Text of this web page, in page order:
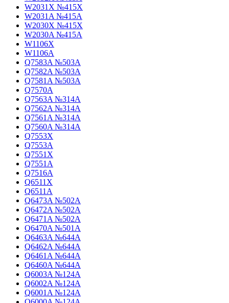
W2031X №415X
W2031A №415A
W2030X №415X
W2030A №415A
W1106X
W1106A
Q7583A №503A
Q7582A №503A
Q7581A №503A
Q7570A
Q7563A №314A
Q7562A №314A
Q7561A №314A
Q7560A №314A
Q7553X
Q7553A
Q7551X
Q7551A
Q7516A
Q6511X
Q6511A
Q6473A №502A
Q6472A №502A
Q6471A №502A
Q6470A №501A
Q6463A №644A
Q6462A №644A
Q6461A №644A
Q6460A №644A
Q6003A №124A
Q6002A №124A
Q6001A №124A